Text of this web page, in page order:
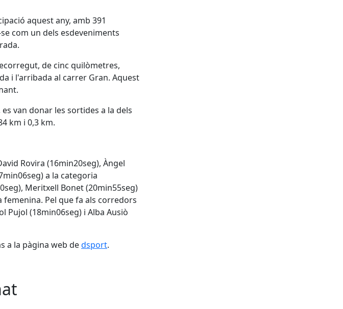
aquest any, amb 391
com un dels esdeveniments
de cinc quilòmetres,
i l'arribada al carrer Gran. Aquest
van donar les sortides a la dels
km i 0,3 km.
Rovira (16min20seg), Àngel
a la categoria
Meritxell Bonet (20min55seg)
femenina. Pel que fa als corredors
Pujol (18min06seg) i Alba Ausiò
a la pàgina web dedsport.